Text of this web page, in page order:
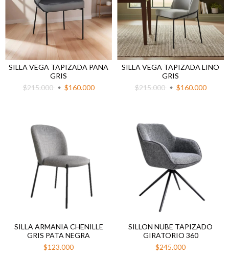
SILLA VEGA TAPIZADA PANA
GRIS
$215.000
$160.000
SILLA VEGA TAPIZADA LINO
GRIS
$215.000
$160.000
SILLA ARMANIA CHENILLE
GRIS PATA NEGRA
$123.000
SILLON NUBE TAPIZADO
GIRATORIO 360
$245.000